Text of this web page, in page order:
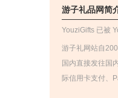
游子礼品网简
YouziGifts 已被
游子礼网站自
国内直接发往国
际信用卡支付、